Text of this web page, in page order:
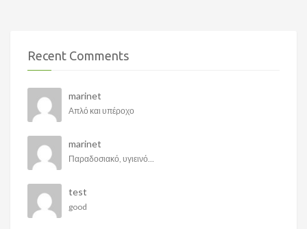
Recent Comments
marinet
Απλό και υπέροχο
marinet
Παραδοσιακό, υγιεινό...
test
good